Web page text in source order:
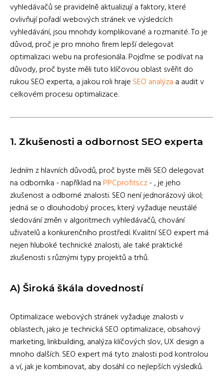
vyhledávačů se pravidelně aktualizují a faktory, které
ovlivňují pořadí webových stránek ve výsledcích
vyhledávání, jsou mnohdy komplikované a rozmanité. To je
důvod, proč je pro mnoho firem lepší delegovat
optimalizaci webu na profesionála. Pojďme se podívat na
důvody, proč byste měli tuto klíčovou oblast svěřit do
rukou SEO experta, a jakou roli hraje SEO analýza a audit v
celkovém procesu optimalizace.
1. Zkušenosti a odbornost SEO experta
Jedním z hlavních důvodů, proč byste měli SEO delegovat
na odborníka - například naPPCprofits.cz- , je jeho
zkušenost a odborné znalosti. SEO není jednorázový úkol;
jedná se o dlouhodobý proces, který vyžaduje neustálé
sledování změn v algoritmech vyhledávačů, chování
uživatelů a konkurenčního prostředí. Kvalitní SEO expert má
nejen hluboké technické znalosti, ale také praktické
zkušenosti s různými typy projektů a trhů.
A) Široká škála dovedností
Optimalizace webových stránek vyžaduje znalosti v
oblastech, jako je technická SEO optimalizace, obsahový
marketing, linkbuilding, analýza klíčových slov, UX design a
mnoho dalších. SEO expert má tyto znalosti pod kontrolou
a ví, jak je kombinovat, aby dosáhl co nejlepších výsledků.